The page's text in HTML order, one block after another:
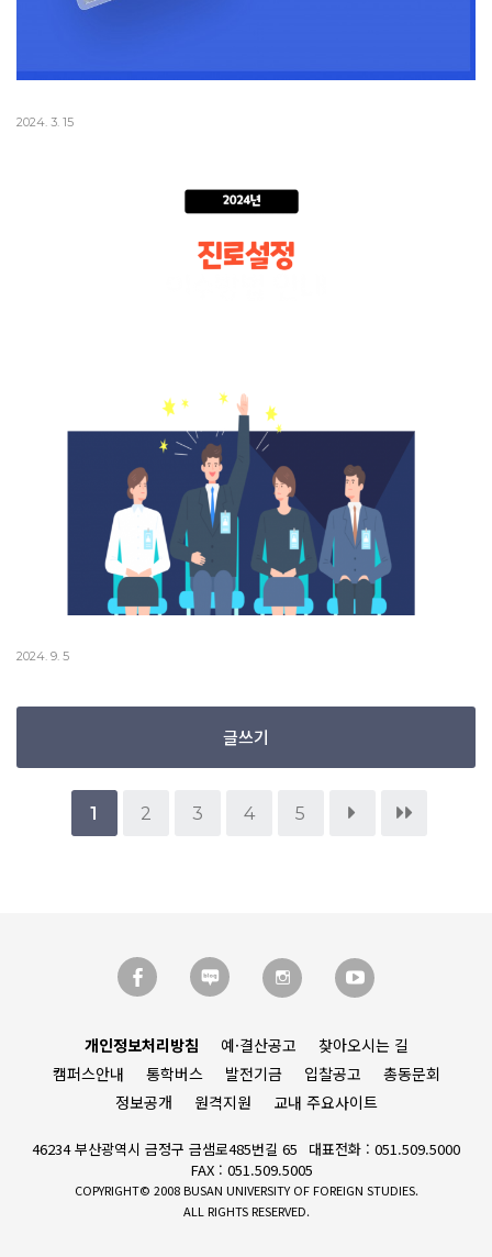
2024. 3. 15
2024. 9. 5
글쓰기
1 2 3 4 5
개인정보처리방침 예·결산공고
찾아오시는 길
캠퍼스안내
통학버스 발전기금 입찰공고
총동문회
정보공개
원격지원 교내 주요사이트
46234 부산광역시 금정구 금샘로485번길 65
대표전화 : 051.509.5000
FAX : 051.509.5005
COPYRIGHT© 2008 BUSAN UNIVERSITY OF FOREIGN STUDIES.
ALL RIGHTS RESERVED.